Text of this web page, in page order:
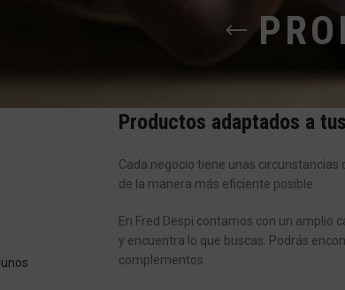
Productos adaptados a
Cada negocio tiene unas
de la manera más eficiente posible.
En Fred Despi contamos con un
y encuentra lo que buscas. Podrás
complementos.